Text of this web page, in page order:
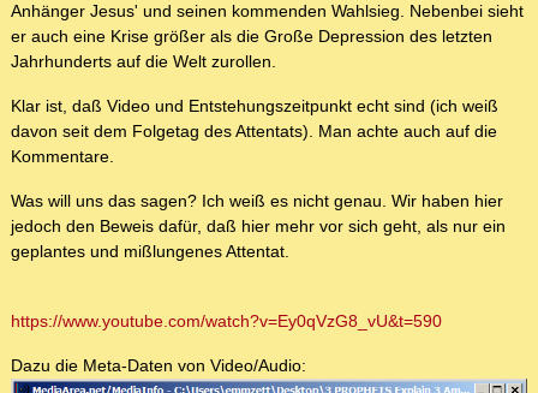
Anhänger Jesus' und seinen kommenden Wahlsieg. Nebenbei sieht
er auch eine Krise größer als die Große Depression des letzten
Jahrhunderts auf die Welt zurollen.
Klar ist, daß Video und Entstehungszeitpunkt echt sind (ich weiß
davon seit dem Folgetag des Attentats). Man achte auch auf die
Kommentare.
Was will uns das sagen? Ich weiß es nicht genau. Wir haben hier
jedoch den Beweis dafür, daß hier mehr vor sich geht, als nur ein
geplantes und mißlungenes Attentat.
https://www.youtube.com/watch?v=Ey0qVzG8_vU&t=590
Dazu die Meta-Daten von Video/Audio: